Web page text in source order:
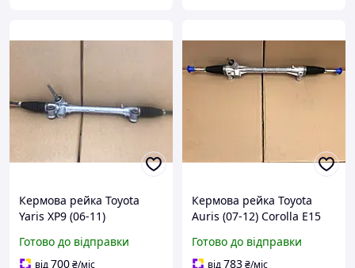
Кермова рейка Toyota
Yaris XP9 (06-11)
Готово до відправки
від700₴/міс
Кермова рейка Toyota
Auris (07-12) Corolla E15
Готово до відправки
від783₴/міс